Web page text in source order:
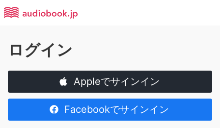
ログイン
Appleでサインイン
Facebookでサインイン